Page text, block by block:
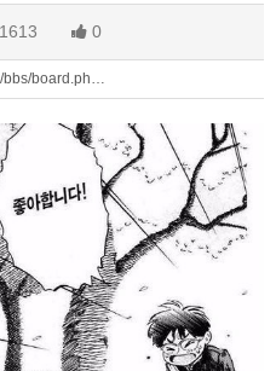
0
bbs/board.ph…